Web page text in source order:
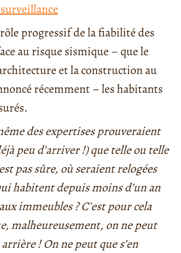
progressif de la fiabilité des
au risque sismique – que le
et la construction au
récemment – les habitants
des expertises prouveraient
peu d’arriver !) que telle ou telle
pas sûre, où seraient relogées
habitent depuis moins d’un an
immeubles ? C’est pour cela
malheureusement, on ne peut
! On ne peut que s’en